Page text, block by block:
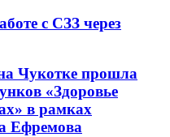
с СЗЗ через
Чукотке прошла
«Здоровье
в рамках
Ефремова